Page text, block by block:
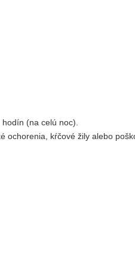
(na celú noc).
kŕčové žily alebo